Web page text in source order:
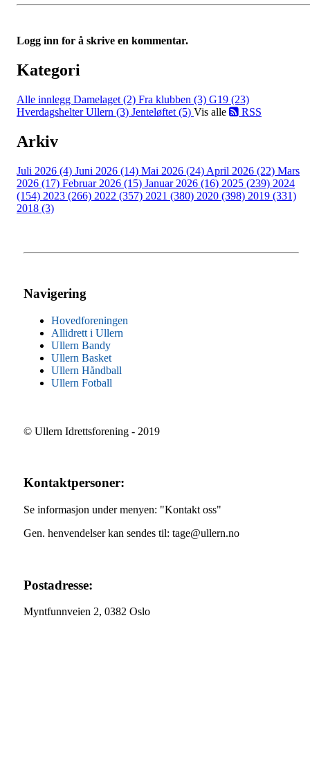
Logg inn for å skrive en kommentar.
Kategori
Alle innlegg Damelaget (2) Fra klubben (3) G19 (23)
Hverdagshelter Ullern (3) Jenteløftet (5) Vis alle RSS
Arkiv
Juli 2026 (4) Juni 2026 (14) Mai 2026 (24) April 2026 (22) Mars
2026 (17) Februar 2026 (15) Januar 2026 (16) 2025 (239) 2024
(154) 2023 (266) 2022 (357) 2021 (380) 2020 (398) 2019 (331)
2018 (3)
Navigering
Hovedforeningen
Allidrett i Ullern
Ullern Bandy
Ullern Basket
Ullern Håndball
Ullern Fotball
© Ullern Idrettsforening - 2019
Kontaktpersoner:
Se informasjon under menyen: "Kontakt oss"
Gen. henvendelser kan sendes til: tage@ullern.no
Postadresse:
Myntfunnveien 2, 0382 Oslo